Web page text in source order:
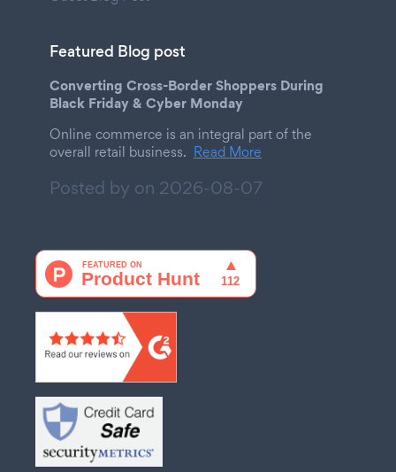
Featured Blog post
Converting Cross-Border Shoppers During
Black Friday & Cyber Monday
Online commerce is an integral part of the
overall retail business. Read More
Posted by on 2026-08-07